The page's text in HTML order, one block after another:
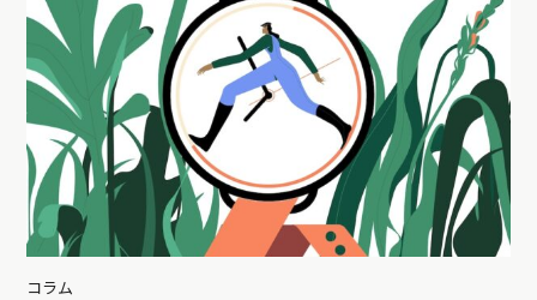
コラム